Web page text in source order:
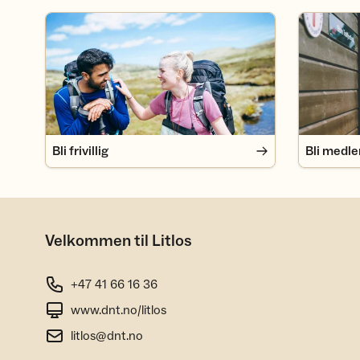
Bli frivillig
Bli frivillig
Bli medlem
Bli
Velkommen til Litlos
+47 41 66 16 36
www.dnt.no/litlos
litlos@dnt.no